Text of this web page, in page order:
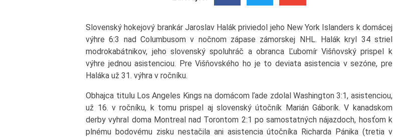
Slovenský hokejový brankár Jaroslav Halák priviedol jeho New York Islanders k domácej
výhre 6:3 nad Columbusom v nočnom zápase zámorskej NHL. Halák kryl 34 striel
modrokabátnikov, jeho slovenský spoluhráč a obranca Ľubomír Višňovský prispel k
výhre jednou asistenciou. Pre Višňovského ho je to deviata asistencia v sezóne, pre
Haláka už 31. výhra v ročníku.
Obhajca titulu Los Angeles Kings na domácom ľade zdolal Washington 3:1, asistenciou,
už 16. v ročníku, k tomu prispel aj slovenský útočník Marián Gáborík. V kanadskom
derby vyhral doma Montreal nad Torontom 2:1 po samostatných nájazdoch, hosťom k
plnému bodovému zisku nestačila ani asistencia útočníka Richarda Pánika (tretia v